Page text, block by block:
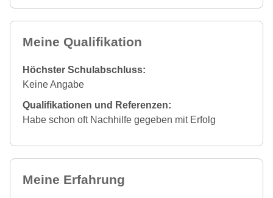
Meine Qualifikation
Höchster Schulabschluss:
Keine Angabe
Qualifikationen und Referenzen:
Habe schon oft Nachhilfe gegeben mit Erfolg
Meine Erfahrung